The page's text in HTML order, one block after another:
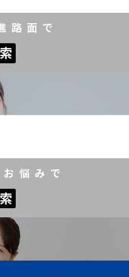
路面で
索
悩みで
索